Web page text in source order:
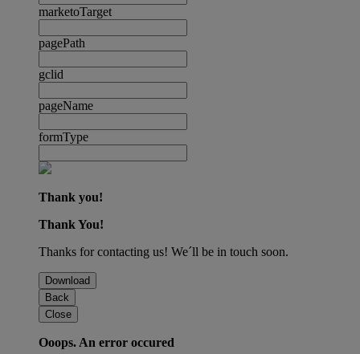
marketoTarget
pagePath
gclid
pageName
formType
Thank you!
Thank You!
Thanks for contacting us! We´ll be in touch soon.
Download
Back
Close
Ooops. An error occured